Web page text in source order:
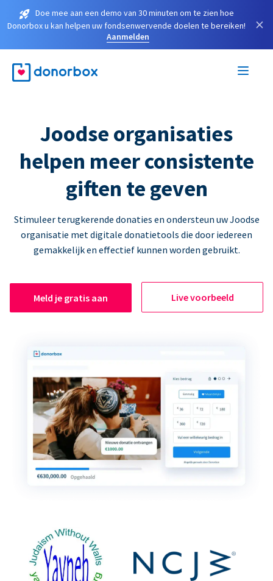
Doe mee aan een demo van 30 minuten om te zien hoe
Donorbox u kan helpen uw fondsenwervende doelen te bereiken!
Aanmelden
×
Joodse organisaties
helpen meer consistente
giften te geven
Stimuleer terugkerende donaties en ondersteun uw Joodse
organisatie met digitale donatietools die door iedereen
gemakkelijk en effectief kunnen worden gebruikt.
Meld je gratis aan Live voorbeeld